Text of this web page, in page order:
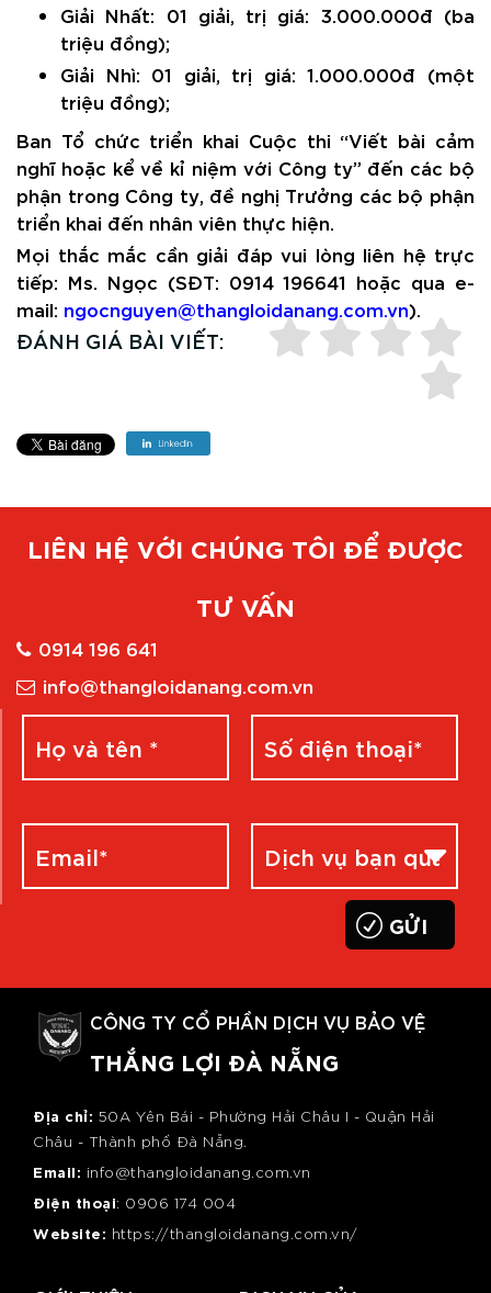
Giải Nhất: 01 giải, trị giá: 3 .000.000đ (ba
triệu đồng);
Giải Nhì: 01 giải, trị giá:1 .000.000đ (một
triệu đồng);
Ban Tổ chức triển khai Cuộc thi “Viết bài cảm
nghĩ hoặc kể về kỉ niệm với Công ty” đến các bộ
phận trong Công ty, đề nghị Trưởng các bộ phận
triển khai đến nhân viên thực hiện.
Mọi thắc mắc cần giải đáp vui lòng liên hệ trực
tiếp: Ms. Ngọc (SĐT: 0914 196641 hoặc qua e-
mail: ngocnguyen@thangloidanang.com.vn).
ĐÁNH GIÁ BÀI VIẾT:
LIÊN HỆ VỚI CHÚNG TÔI ĐỂ ĐƯỢC
TƯ VẤN
0914 196 641
info@thangloidanang.com.vn
CÔNG TY CỔ PHẦN DỊCH VỤ BẢO VỆ
THẮNG LỢI ĐÀ NẴNG
Địa chỉ: 50A Yên Bái - Phường Hải Châu I - Quận Hải
Châu - Thành phố Đà Nẵng.
Email: info@thangloidanang.com.vn
Điện thoại: 0906 174 004
Website: https://thangloidanang.com.vn/